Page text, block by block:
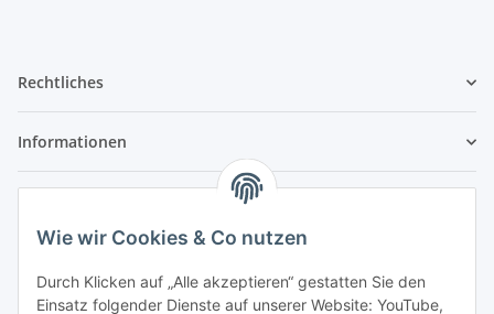
Wie wir Cookies & Co nutzen
Durch Klicken auf „Alle akzeptieren“ gestatten Sie den
Einsatz folgender Dienste auf unserer Website: YouTube,
Rechtliches
Informationen
Wir sind kein Spielwarenhändler i. S. d.
Spielwarenverordnung